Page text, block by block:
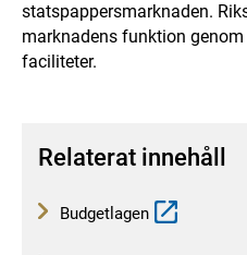
statspappersmarknaden.
marknadens funktion
faciliteter.
Relaterat innehåll
Budgetlagen